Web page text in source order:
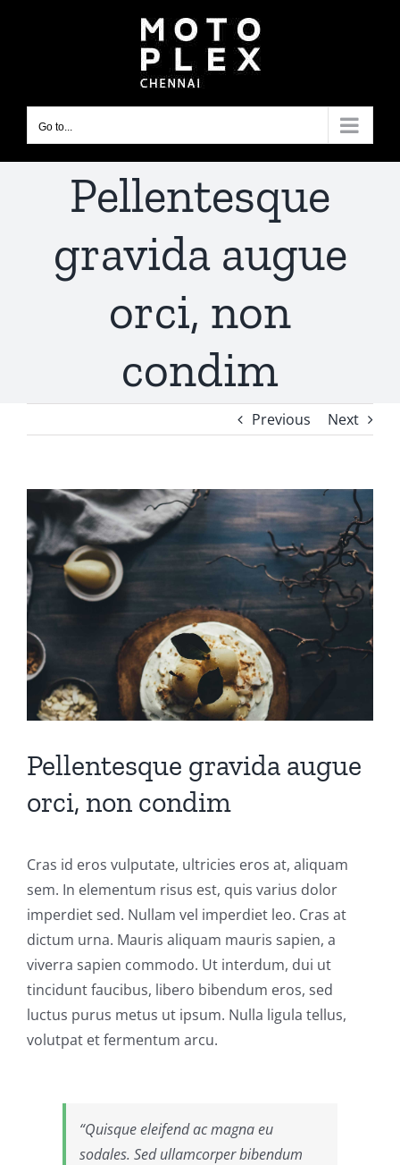
Go to...
Pellentesque
gravida augue
orci, non
condim
Previous Next
View
Larger
Image
Pellentesque gravida augue
orci, non condim
Cras id eros vulputate, ultricies eros at, aliquam
sem. In elementum risus est, quis varius dolor
imperdiet sed. Nullam vel imperdiet leo. Cras at
dictum urna. Mauris aliquam mauris sapien, a
viverra sapien commodo. Ut interdum, dui ut
tincidunt faucibus, libero bibendum eros, sed
luctus purus metus ut ipsum. Nulla ligula tellus,
volutpat et fermentum arcu.
“Quisque eleifend ac magna eu
sodales. Sed ullamcorper bibendum